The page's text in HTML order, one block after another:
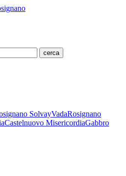
SolvayVadaRosignano
Castelnuovo MisericordiaGabbro